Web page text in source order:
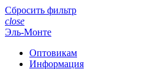
Сбросить фильтр
close
Эль-Монте
Оптовикам
Информация